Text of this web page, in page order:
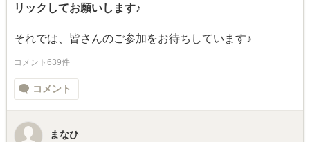
リックしてお願いします♪
それでは、皆さんのご参加をお待ちしています♪
コメント639件
コメント
まなひ